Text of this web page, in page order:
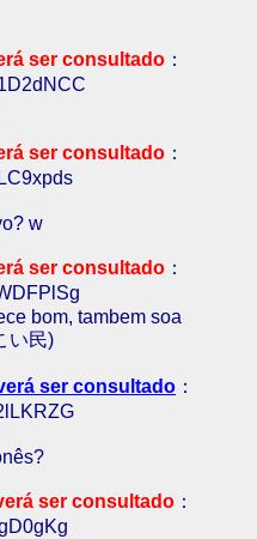
ser consultado ：
ser consultado ：
w
ser consultado ：
bom, tambem soa
い民)
ser consultado ：
ser consultado ：